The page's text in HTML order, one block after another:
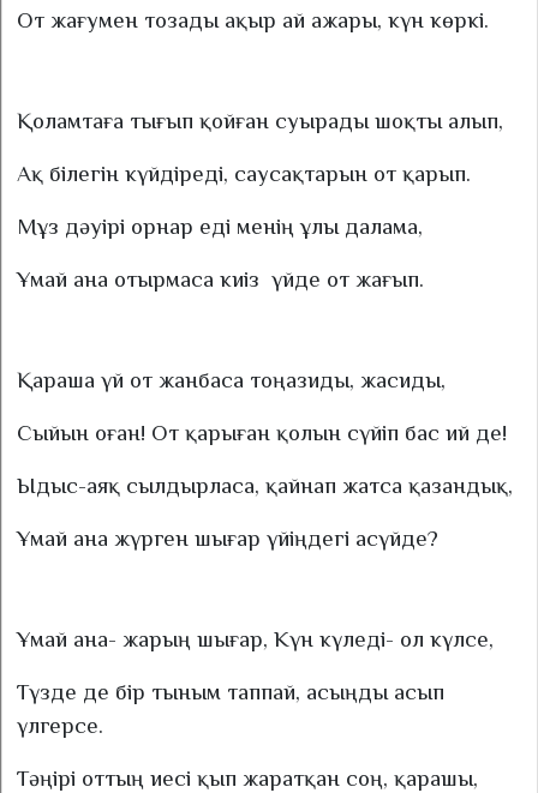
От жағумен тозады ақыр ай ажары, күн көркі.
Қоламтаға тығып қойған суырады шоқты алып,
Ақ білегін күйдіреді, саусақтарын от қарып.
Мұз дәуірі орнар еді менің ұлы далама,
Ұмай ана отырмаса киіз үйде от жағып.
Қараша үй от жанбаса тоңазиды, жасиды,
Сыйын оған! От қарыған қолын сүйіп бас ий де!
Ыдыс-аяқ сылдырласа, қайнап жатса қазандық,
Ұмай ана жүрген шығар үйіңдегі асүйде?
Ұмай ана- жарың шығар, Күн күледі- ол күлсе,
Түзде де бір тыным таппай, асыңды асып
үлгерсе.
Тәңірі оттың иесі қып жаратқан соң, қарашы,